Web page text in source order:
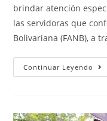
brindar atención
las servidoras que
Bolivariana (FANB), a
Continuar Leyendo